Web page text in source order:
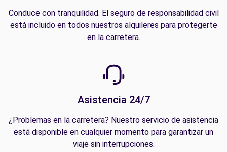
Conduce con tranquilidad. El seguro de responsabilidad civil
está incluido en todos nuestros alquileres para protegerte
en la carretera.
Asistencia 24/7
¿Problemas en la carretera? Nuestro servicio de asistencia
está disponible en cualquier momento para garantizar un
viaje sin interrupciones.